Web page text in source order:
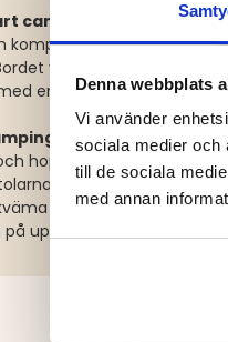
Denna webbplats
Vi använder
sociala medier och
till de sociala
med annan
campingbord
kompakt campingbord
väger endast 800
en praktisk
hopfällbara
har en smart
att använda vid
upp till 120 kg.